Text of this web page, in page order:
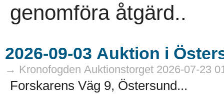
genomföra åtgärd..
→ Kronofogden Auktionstorget 2026-07-23
Forskarens Väg 9, Östersund...